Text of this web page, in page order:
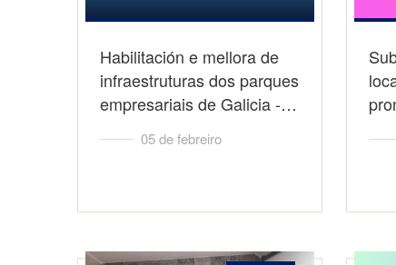
Habilitación e mellora de
infraestruturas dos parques
empresariais de Galicia -…
05 de febreiro